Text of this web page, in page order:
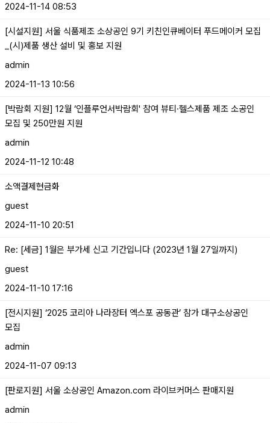
2024-11-14 08:53
[시설지원] 서울 식품제조 소상공인 9기 키친인큐베이터 푸드메이커 모집
_(시)제품 생산 설비 및 홍보 지원
admin
2024-11-13 10:56
[박람회 지원] 12월 ‘인플루언서박람회' 참여 뷰티·헬스제품 제조 소공인
모집 및 250만원 지원
admin
2024-11-12 10:48
소액결제현금화
guest
2024-11-10 20:51
Re: [세금] 1월은 부가세 신고 기간입니다 (2023년 1월 27일까지)
guest
2024-11-10 17:16
[전시지원] ‘2025 코리아 나라장터 엑스포 공동관’ 참가 대구소상공인
모집
admin
2024-11-07 09:13
[판로지원] 서울 소상공인 Amazon.com 라이브커머스 판매지원
admin